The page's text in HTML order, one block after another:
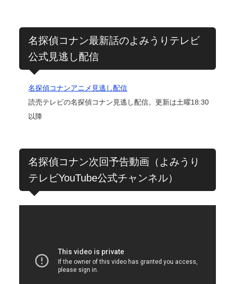
名探偵コナン最新話のよみうりテレビ
公式見逃し配信
名探偵コナンアニメ見逃し配信
読売テレビの名探偵コナン見逃し配信。更新は土曜18:30
以降
名探偵コナン次回予告動画（よみうり
テレビYouTube公式チャンネル）